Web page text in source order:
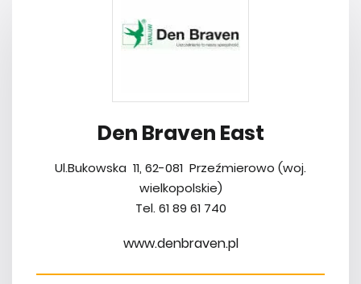
Den Braven East
Ul.Bukowska 11, 62-081 Przeźmierowo (woj.
wielkopolskie)
Tel. 61 89 61 740
www.denbraven.pl